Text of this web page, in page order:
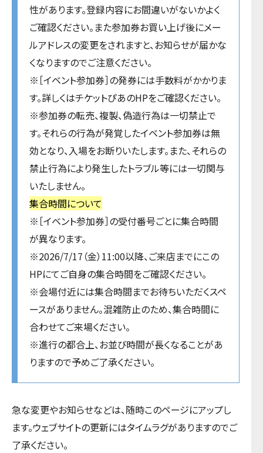
性があります。登録内容にお間違いがないかよく
ご確認ください。また参加券お買い上げ後にメー
ルアドレスの変更をされますと、お知らせが届かな
くなりますのでご注意ください。
※［イベント参加券］の発券には手数料がかかりま
す。詳しくはチケットぴあのHPをご確認ください。
※参加券の転売、複製、偽造行為は一切禁止で
す。それらの行為が発覚したイベント参加券は無
効となり、入場をお断りいたします。また、それらの
禁止行為により発生したトラブル等には一切関与
いたしません。
集合時間について
※［イベント参加券］の受付番号ごとに集合時間
が異なります。
※2026/7/17（金）11:00以降、ご来店までにこの
HPにてご自身の集合時間をご確認ください。
※会場付近には集合時間までお待ちいただくスペ
ースがありません。混雑防止のため、集合時間に
合わせてご来場ください。
※進行の都合上、お並び時間が長くなることがあ
りますので予めご了承ください。
急な変更やお知らせなどは、随時このページにアップし
ます。ウェブサイトの更新にはタイムラグがありますのでご
了承ください。